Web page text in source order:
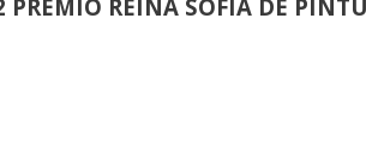
PREMIO REINA SOFIA DE